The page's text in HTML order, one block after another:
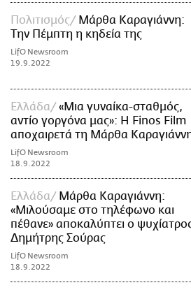
Πολιτισμός
Μάρθα Καραγιάννη:
Την Πέμπτη η κηδεία της
LifO Newsroom
19.9.2022
Ελλάδα
«Μια γυναίκα-σταθμός,
αντίο γοργόνα μας»: Η Finos Film
αποχαιρετά τη Μάρθα
LifO Newsroom
18.9.2022
Ελλάδα
Μάρθα Καραγιάννη:
«Μιλούσαμε στο τηλέφωνο και
πέθανε» αποκαλύπτει ο
Δημήτρης Σούρας
LifO Newsroom
18.9.2022